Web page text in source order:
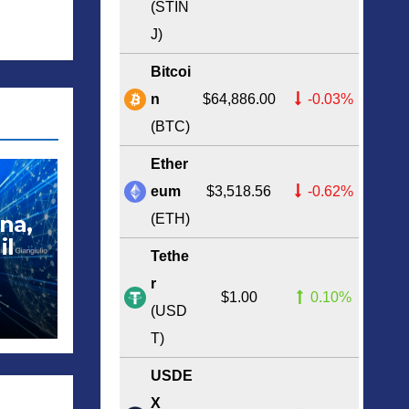
(STIN
J)
Bitcoi
n
(BTC)
$64,886.00 -0.03%
Ether
eum
(ETH)
$3,518.56 -0.62%
Tethe
r
(USD
T)
$1.00 0.10%
USDE
X